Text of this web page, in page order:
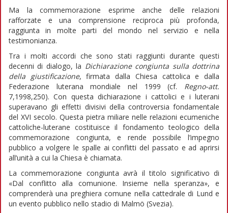
Ma la commemorazione esprime anche delle relazioni
rafforzate e una comprensione reciproca più profonda,
raggiunta in molte parti del mondo nel servizio e nella
testimonianza.
Tra i molti accordi che sono stati raggiunti durante questi
decenni di dialogo, la Dichiarazione congiunta sulla dottrina
della giustificazione, firmata dalla Chiesa cattolica e dalla
Federazione luterana mondiale nel 1999 (cf. Regno-att.
7,1998,250). Con questa dichiarazione i cattolici e i luterani
superavano gli effetti divisivi della controversia fondamentale
del XVI secolo. Questa pietra miliare nelle relazioni ecumeniche
cattoliche-luterane costituisce il fondamento teologico della
commemorazione congiunta, e rende possibile l’impegno
pubblico a volgere le spalle ai conflitti del passato e ad aprirsi
all’unità a cui la Chiesa è chiamata.
La commemorazione congiunta avrà il titolo significativo di
«Dal conflitto alla comunione. Insieme nella speranza», e
comprenderà una preghiera comune nella cattedrale di Lund e
un evento pubblico nello stadio di Malmö (Svezia).